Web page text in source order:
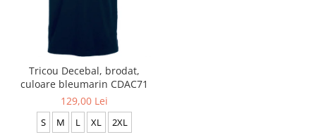
Tricou Decebal, brodat,
culoare bleumarin CDAC71
129,00 Lei
S M L XL 2XL